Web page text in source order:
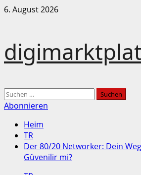
Zum
6. August 2026
Hauptmenü
Suchen
nach:
Abonnieren
Heim
TR
Der 80/20 Networker: Dein
Güvenilir mi?